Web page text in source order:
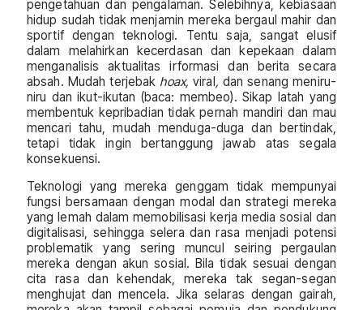
pengetahuan dan pengalaman. Selebihnya, kebiasaan
hidup sudah tidak menjamin mereka bergaul mahir dan
sportif dengan teknologi. Tentu saja, sangat elusif
dalam melahirkan kecerdasan dan kepekaan dalam
menganalisis aktualitas irformasi dan berita secara
absah. Mudah terjebak hoax, viral , dan senang meniru-
niru dan ikut-ikutan (baca: membeo). Sikap latah yang
membentuk kepribadian tidak pernah mandiri dan mau
mencari tahu, mudah menduga-duga dan bertindak,
tetapi tidak ingin bertanggung jawab atas segala
konsekuensi.
Teknologi yang mereka genggam tidak mempunyai
fungsi bersamaan dengan modal dan strategi mereka
yang lemah dalam memobilisasi kerja media sosial dan
digitalisasi, sehingga selera dan rasa menjadi potensi
problematik yang sering muncul seiring pergaulan
mereka dengan akun sosial. Bila tidak sesuai dengan
cita rasa dan kehendak, mereka tak segan-segan
menghujat dan mencela. Jika selaras dengan gairah,